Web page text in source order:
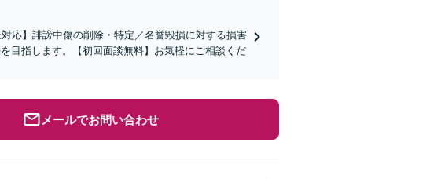
応】誹謗中傷の削除・特定／名誉毀損に対する損害
目指します。【初回面談無料】お気軽にご相談くだ
メールでお問い合わせ